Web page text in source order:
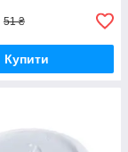
51 ₴
Купити